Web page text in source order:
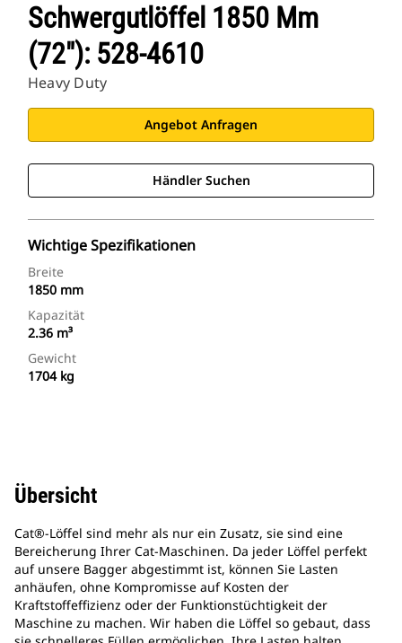
Schwergutlöffel 1850 Mm
(72″): 528-4610
Heavy Duty
Angebot Anfragen
Händler Suchen
Wichtige Spezifikationen
Breite
1850 mm
Kapazität
2.36 m³
Gewicht
1704 kg
Übersicht
Cat®-Löffel sind mehr als nur ein Zusatz, sie sind eine
Bereicherung Ihrer Cat-Maschinen. Da jeder Löffel perfekt
auf unsere Bagger abgestimmt ist, können Sie Lasten
anhäufen, ohne Kompromisse auf Kosten der
Kraftstoffeffizienz oder der Funktionstüchtigkeit der
Maschine zu machen. Wir haben die Löffel so gebaut, dass